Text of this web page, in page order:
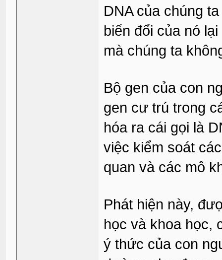
DNA của chúng
biến đổi của nó
mà chúng ta
Bộ gen của con
gen cư trú trong
hóa ra cái gọi là
việc kiểm soát
quan và các mô
Phát hiện này,
học và khoa học,
ý thức của con